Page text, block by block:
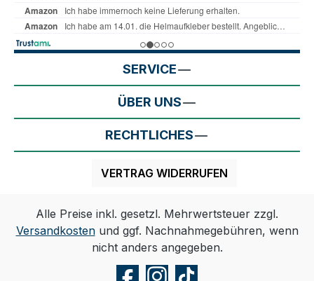
SERVICE
ÜBER UNS
RECHTLICHES
VERTRAG WIDERRUFEN
Alle Preise inkl. gesetzl. Mehrwertsteuer zzgl.
Versandkostenund ggf. Nachnahmegebühren, wenn
nicht anders angegeben.